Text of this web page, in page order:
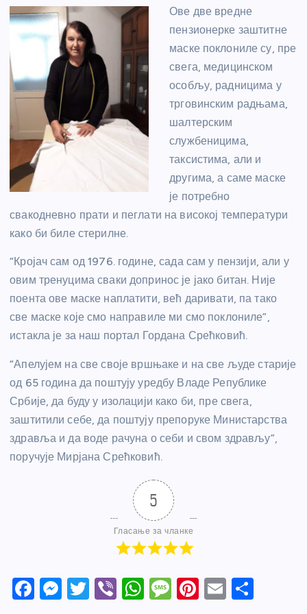
Ове две вредне
пензионерке заштитне
маске поклониле су, пре
свега, медицинском
особљу, радницима у
трговинским радњама,
шалтерским
службеницима,
таксистима, али и
другима, а саме маске
је потребно
свакодневно прати и пеглати на високој температури
како би биле стерилне.
“Кројач сам од 1976. године, сада сам у пензији, али у
овим тренуцима сваки допринос је јако битан. Није
поента ове маске наплатити, већ даривати, па тако
све маске које смо направиле ми смо поклониле”,
истакла је за наш портал Гордана Срећковић.
“Апелујем на све своје вршњаке и на све људе старије
од 65 година да поштују уредбу Владе Републике
Србије, да буду у изолацији како би, пре свега,
заштитили себе, да поштују препоруке Министарства
здравља и да воде рачуна о себи и свом здрављу”,
поручује Мирјана Срећковић.
5
Гласање за чланке
F
M T
Vi W M Pi E